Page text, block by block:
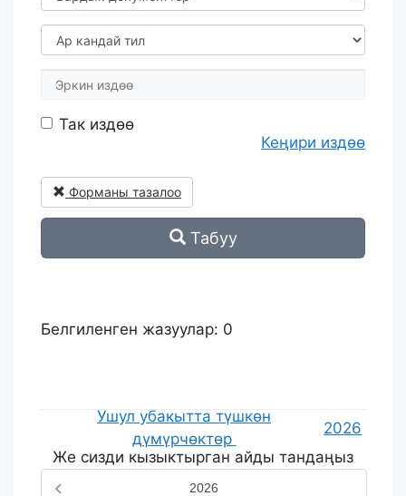
Так издөө
Кеңири издөө
Форманы тазалоо
Табуу
Белгиленген жазуулар: 0
Ушул убакытта түшкөн
дүмүрчөктөр
2026
Же сизди кызыктырган айды тандаңыз
2026